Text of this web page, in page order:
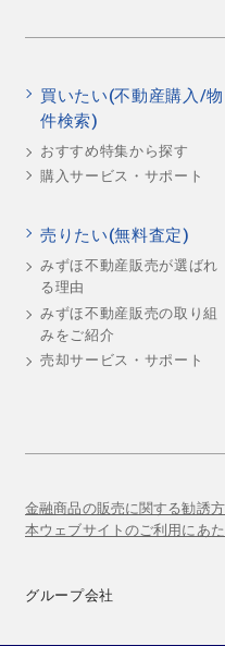
買いたい(不動産購入/物
件検索)
おすすめ特集から探す
購入サービス・サポート
売りたい(無料査定)
みずほ不動産販売が選ばれ
る理由
みずほ不動産販売の取り組
みをご紹介
売却サービス・サポート
金融商品の販売に関する勧誘
本ウェブサイトのご利用にあ
グループ会社